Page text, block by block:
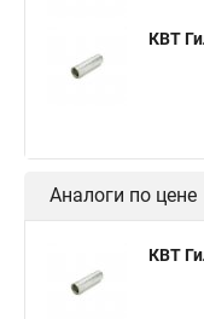
КВТ
Аналоги по цене
КВТ